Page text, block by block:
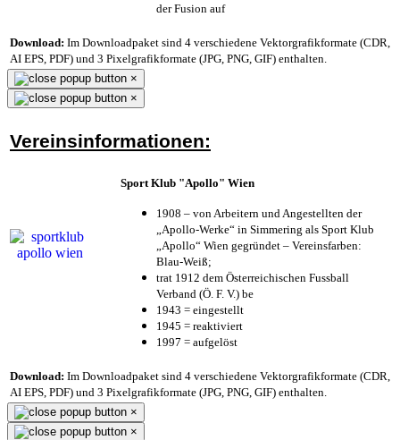
der Fusion auf
Download: Im Downloadpaket sind 4 verschiedene Vektorgrafikformate (CDR,
AI EPS, PDF) und 3 Pixelgrafikformate (JPG, PNG, GIF) enthalten.
×
×
Vereinsinformationen:
Sport Klub "Apollo" Wien
1908 – von Arbeitern und Angestellten der
„Apollo-Werke“ in Simmering als Sport Klub
„Apollo“ Wien gegründet – Vereinsfarben:
Blau-Weiß;
trat 1912 dem Österreichischen Fussball
Verband (Ö. F. V.) be
1943 = eingestellt
1945 = reaktiviert
1997 = aufgelöst
Download: Im Downloadpaket sind 4 verschiedene Vektorgrafikformate (CDR,
AI EPS, PDF) und 3 Pixelgrafikformate (JPG, PNG, GIF) enthalten.
×
×